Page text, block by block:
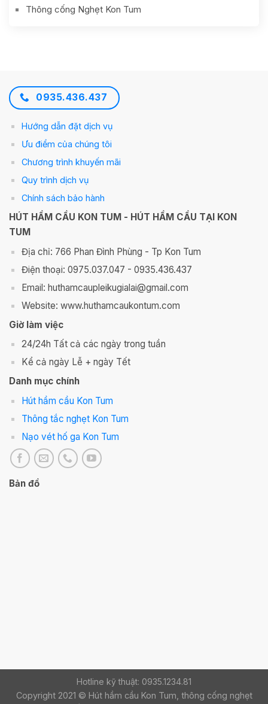
Thông cống Nghẹt Kon Tum
0935.436.437
Hướng dẫn đặt dịch vụ
Ưu điểm của chúng tôi
Chương trình khuyến mãi
Quy trình dịch vụ
Chính sách bảo hành
HÚT HẦM CẦU KON TUM - HÚT HẦM CẦU TẠI KON
TUM
Địa chỉ: 766 Phan Đình Phùng - Tp Kon Tum
Điện thoại: 0975.037.047 - 0935.436.437
Email: huthamcaupleikugialai@gmail.com
Website: www.huthamcaukontum.com
Giờ làm việc
24/24h Tất cả các ngày trong tuần
Kể cả ngày Lễ + ngày Tết
Danh mục chính
Hút hầm cầu Kon Tum
Thông tắc nghẹt Kon Tum
Nạo vét hố ga Kon Tum
Bản đồ
Hotline kỹ thuật: 0935.1234.81
Copyright 2021 © Hút hầm cầu Kon Tum, thông cống nghẹt